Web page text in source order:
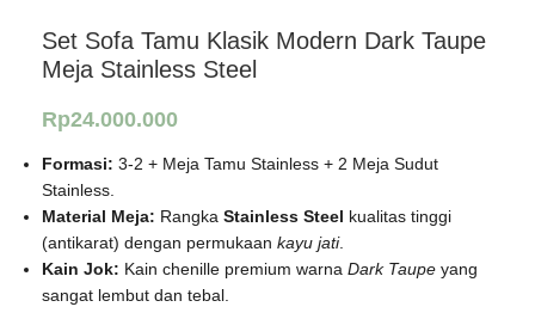
Set Sofa Tamu Klasik Modern Dark Taupe
Meja Stainless Steel
Rp24.000.000
Formasi: 3-2 + Meja Tamu Stainless + 2 Meja Sudut
Stainless.
Material Meja: Rangka Stainless Steel kualitas tinggi
(antikarat) dengan permukaan kayu jati.
Kain Jok: Kain chenille premium warna Dark Taupe yang
sangat lembut dan tebal.